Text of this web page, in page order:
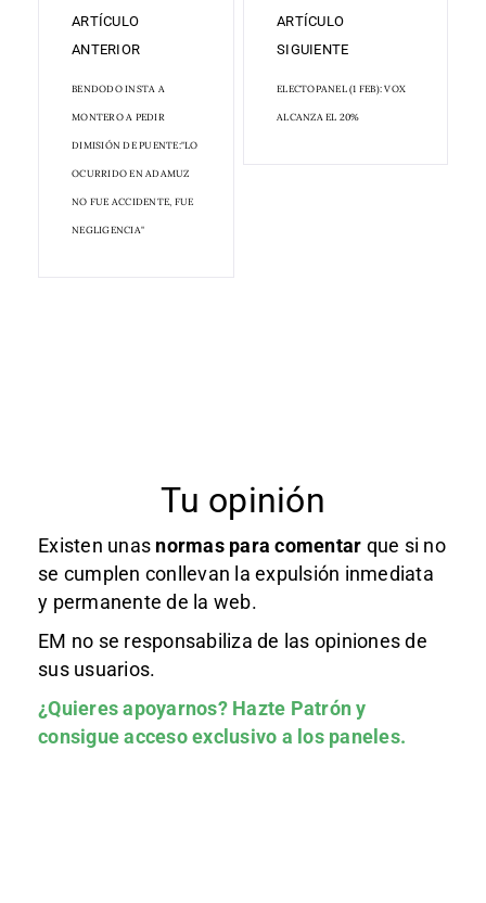
ARTÍCULO
ANTERIOR
BENDODO INSTA A
MONTERO A PEDIR
DIMISIÓN DE PUENTE:"LO
OCURRIDO EN ADAMUZ
NO FUE ACCIDENTE, FUE
NEGLIGENCIA"
ARTÍCULO
SIGUIENTE
ELECTOPANEL (1 FEB): VOX
ALCANZA EL 20%
Tu opinión
Existen unas normas para comentar que si no
se cumplen conllevan la expulsión inmediata
y permanente de la web.
EM no se responsabiliza de las opiniones de
sus usuarios.
¿Quieres apoyarnos? Hazte Patróny
consigue acceso exclusivo a los paneles.